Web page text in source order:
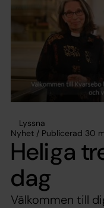
Lyssna
Nyhet / Publicerad 30
Heliga
dag
Välkommen till